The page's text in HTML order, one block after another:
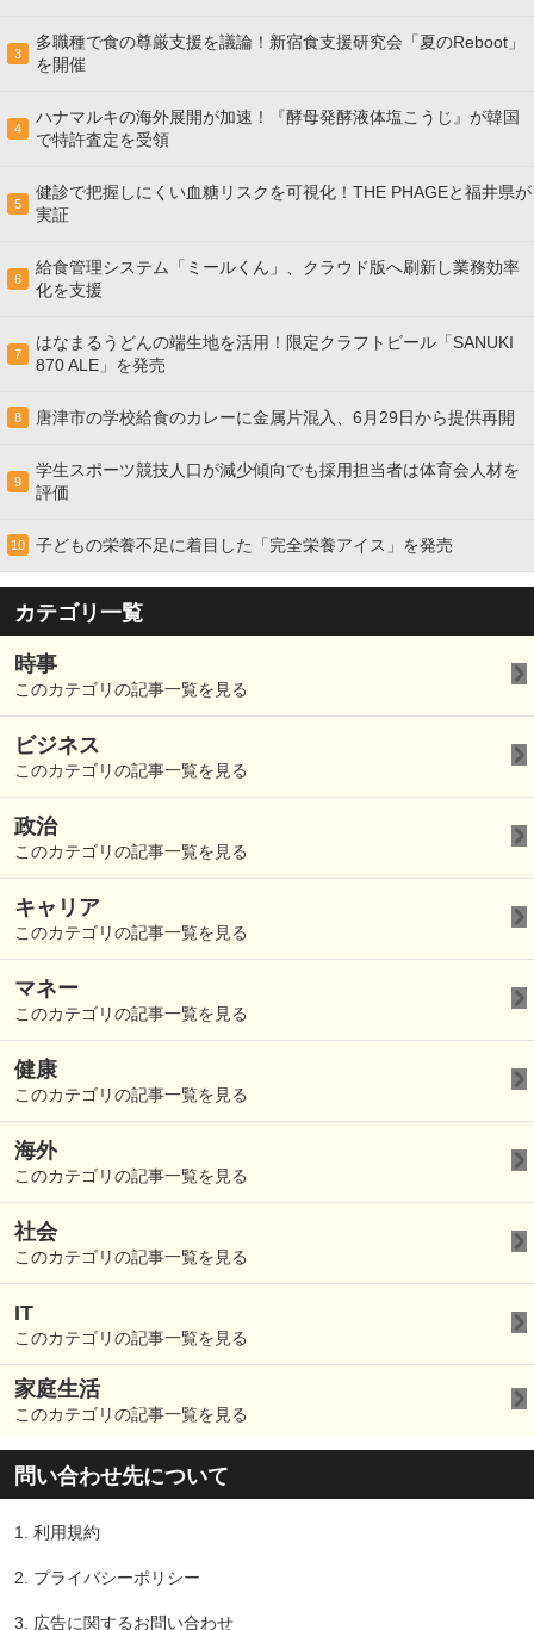
3
多職種で食の尊厳支援を議論！新宿食支援研究会「夏のReboot」
を開催
4
ハナマルキの海外展開が加速！『酵母発酵液体塩こうじ』が韓国
で特許査定を受領
5
健診で把握しにくい血糖リスクを可視化！THE PHAGEと福井県が
実証
6
給食管理システム「ミールくん」、クラウド版へ刷新し業務効率
化を支援
7
はなまるうどんの端生地を活用！限定クラフトビール「SANUKI
870 ALE」を発売
8 唐津市の学校給食のカレーに金属片混入、6月29日から提供再開
9
学生スポーツ競技人口が減少傾向でも採用担当者は体育会人材を
評価
10 子どもの栄養不足に着目した「完全栄養アイス」を発売
カテゴリ一覧
時事
このカテゴリの記事一覧を見る
ビジネス
このカテゴリの記事一覧を見る
政治
このカテゴリの記事一覧を見る
キャリア
このカテゴリの記事一覧を見る
マネー
このカテゴリの記事一覧を見る
健康
このカテゴリの記事一覧を見る
海外
このカテゴリの記事一覧を見る
社会
このカテゴリの記事一覧を見る
IT
このカテゴリの記事一覧を見る
家庭生活
このカテゴリの記事一覧を見る
問い合わせ先について
1. 利用規約
2. プライバシーポリシー
3. 広告に関するお問い合わせ